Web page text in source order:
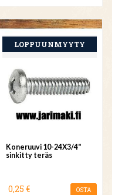
Koneruuvi 10-24X3/4"
sinkitty teräs
0,25 € OSTA